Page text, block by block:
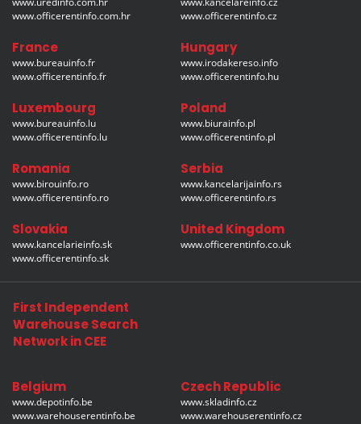
www.officerentinfo.com.hr
www.officerentinfo.cz
France
www.bureauinfo.fr
www.officerentinfo.fr
Hungary
www.irodakereso.info
www.officerentinfo.hu
Luxembourg
www.bureauinfo.lu
www.officerentinfo.lu
Poland
www.biurainfo.pl
www.officerentinfo.pl
Romania
www.birouinfo.ro
www.officerentinfo.ro
Serbia
www.kancelarijainfo.rs
www.officerentinfo.rs
Slovakia
www.kancelarieinfo.sk
www.officerentinfo.sk
United Kingdom
www.officerentinfo.co.uk
First Independent
Warehouse Search
Network in CEE
Belgium
www.depotinfo.be
www.warehouserentinfo.be
Czech Republic
www.skladinfo.cz
www.warehouserentinfo.cz